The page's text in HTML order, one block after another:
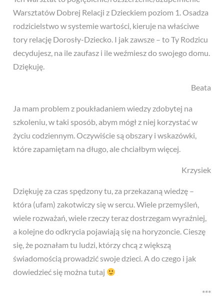
Warsztatów Dobrej Relacji z Dzieckiem poziom 1. Osadza
rodzicielstwo w systemie wartości, kieruje na właściwe
tory relację Dorosły-Dziecko. I jak zawsze – to Ty Rodzicu
decydujesz, na ile zaufasz i ile weźmiesz do swojego domu.
Dziękuję.
Beata
Ja mam problem z poukładaniem wiedzy zdobytej na
szkoleniu, w taki sposób, abym mógł z niej korzystać w
życiu codziennym. Oczywiście są obszary i wskazówki,
które zapamiętam na długo, ale chciałbym więcej.
Krzysiek
Dziękuję za czas spędzony tu, za przekazaną wiedzę –
która (ufam) zakotwiczy się w sercu. Wiele przemyśleń,
wiele rozważań, wiele rzeczy teraz dostrzegam wyraźniej,
a kolejne do odkrycia pojawiają się na horyzoncie. Cieszę
się, że poznałam tu ludzi, którzy chcą z większą
świadomością prowadzić swoje dzieci. A do czego i jak
dowiedzieć się można tutaj
***